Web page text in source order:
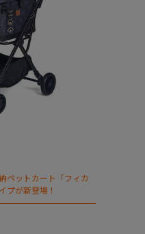
ペットカート「フィカ
プが新登場！